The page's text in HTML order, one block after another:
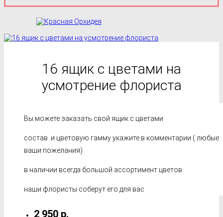
16 ящик с цветами на
усмотрение флориста
Вы можете заказать свой ящик с цветами
состав и цветовую гамму укажите в комментарии ( любые
ваши пожелания)
в наличии всегда большой ассортимент цветов
наши флористы соберут его для вас
2 950 р.